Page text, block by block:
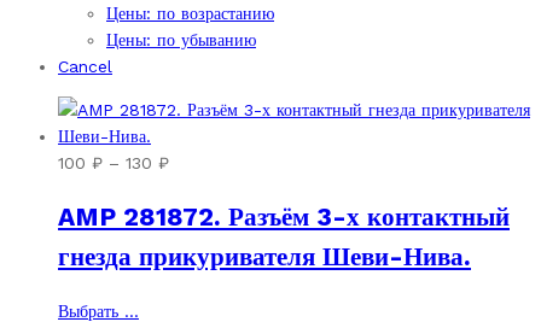
Цены: по возрастанию
Цены: по убыванию
Cancel
100 ₽ – 130 ₽Диапазон
100 ₽
130 ₽
AMP 281872. Разъём 3-х контактный
гнезда прикуривателя Шеви-Нива.
Выбрать ...